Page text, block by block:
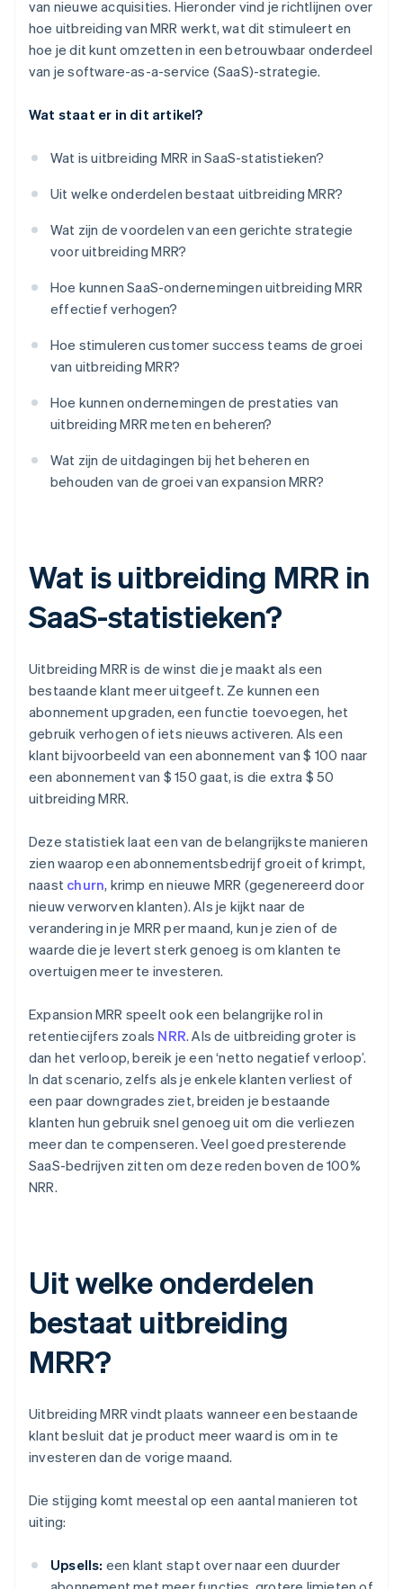
van nieuwe acquisities. Hieronder vind je richtlijnen over
hoe uitbreiding van MRR werkt, wat dit stimuleert en
hoe je dit kunt omzetten in een betrouwbaar onderdeel
van je software-as-a-service (SaaS)-strategie.
Wat staat er in dit artikel?
Wat is uitbreiding MRR in SaaS-statistieken?
Uit welke onderdelen bestaat uitbreiding MRR?
Wat zijn de voordelen van een gerichte strategie
voor uitbreiding MRR?
Hoe kunnen SaaS-ondernemingen uitbreiding MRR
effectief verhogen?
Hoe stimuleren customer success teams de groei
van uitbreiding MRR?
Hoe kunnen ondernemingen de prestaties van
uitbreiding MRR meten en beheren?
Wat zijn de uitdagingen bij het beheren en
behouden van de groei van expansion MRR?
Wat is uitbreiding MRR in
SaaS-statistieken?
Uitbreiding MRR is de winst die je maakt als een
bestaande klant meer uitgeeft. Ze kunnen een
abonnement upgraden, een functie toevoegen, het
gebruik verhogen of iets nieuws activeren. Als een
klant bijvoorbeeld van een abonnement van $ 100 naar
een abonnement van $ 150 gaat, is die extra $ 50
uitbreiding MRR.
Deze statistiek laat een van de belangrijkste manieren
zien waarop een abonnementsbedrijf groeit of krimpt,
naast churn, krimp en nieuwe MRR (gegenereerd door
nieuw verworven klanten). Als je kijkt naar de
verandering in je MRR per maand, kun je zien of de
waarde die je levert sterk genoeg is om klanten te
overtuigen meer te investeren.
Expansion MRR speelt ook een belangrijke rol in
retentiecijfers zoals NRR. Als de uitbreiding groter is
dan het verloop, bereik je een ‘netto negatief verloop’.
In dat scenario, zelfs als je enkele klanten verliest of
een paar downgrades ziet, breiden je bestaande
klanten hun gebruik snel genoeg uit om die verliezen
meer dan te compenseren. Veel goed presterende
SaaS-bedrijven zitten om deze reden boven de 100%
NRR.
Uit welke onderdelen
bestaat uitbreiding
MRR?
Uitbreiding MRR vindt plaats wanneer een bestaande
klant besluit dat je product meer waard is om in te
investeren dan de vorige maand.
Die stijging komt meestal op een aantal manieren tot
uiting:
Upsells: een klant stapt over naar een duurder